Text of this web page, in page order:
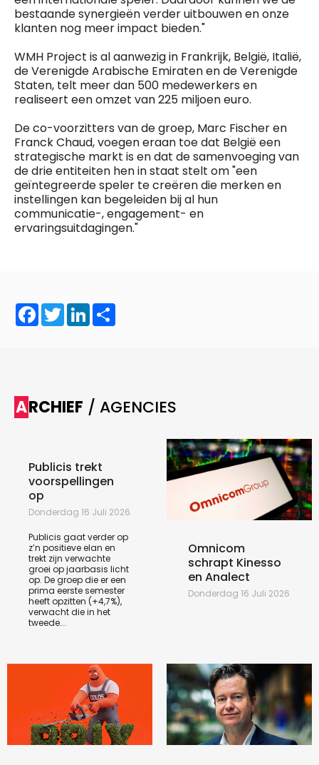
bestaande synergieën verder uitbouwen en onze
klanten nog meer impact bieden."
WMH Project is al aanwezig in Frankrijk, België, Italië,
de Verenigde Arabische Emiraten en de Verenigde
Staten, telt meer dan 500 medewerkers en
realiseert een omzet van 225 miljoen euro.
De co-voorzitters van de groep, Marc Fischer en
Franck Chaud, voegen eraan toe dat België een
strategische markt is en dat de samenvoeging van
de drie entiteiten hen in staat stelt om "een
geïntegreerde speler te creëren die merken en
instellingen kan begeleiden bij al hun
communicatie-, engagement- en
ervaringsuitdagingen."
Facebook
TwitterLinkedIn
ARCHIEF / AGENCIES
Publicis trekt
voorspellingen
op
Donderdag 16 Juli 2026
Publicis gaat verder op
z’n positieve elan en
trekt zijn verwachte
groei op jaarbasis licht
op. De groep die er een
prima eerste semester
heeft opzitten (+4,7%),
verwacht die in het
tweede...
Omnicom
schrapt Kinesso
en Analect
Donderdag 16 Juli 2026